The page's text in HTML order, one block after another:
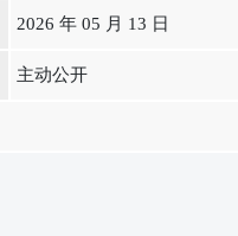
2026 年 05 月 13 日
主动公开